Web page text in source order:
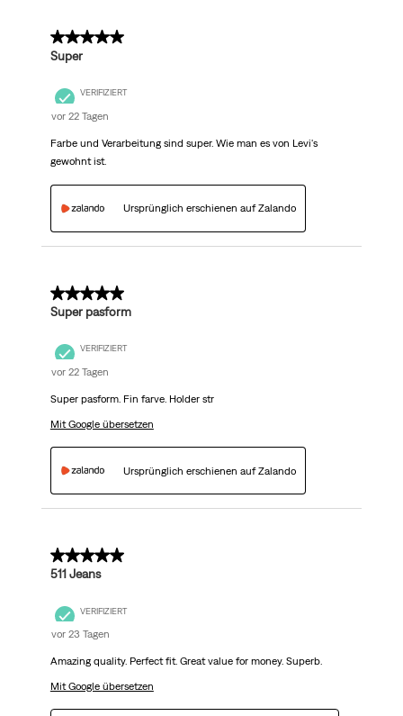
5 von 5 Sternen.
Super
VERIFIZIERT
vor 22 Tagen
Farbe und Verarbeitung sind super. Wie man es von Levi's
gewohnt ist.
Ursprünglich erschienen auf Zalando
5 von 5 Sternen.
Super pasform
VERIFIZIERT
vor 22 Tagen
Super pasform. Fin farve. Holder str
Mit Google übersetzen
Ursprünglich erschienen auf Zalando
5 von 5 Sternen.
511 Jeans
VERIFIZIERT
vor 23 Tagen
Amazing quality. Perfect fit. Great value for money. Superb.
Mit Google übersetzen